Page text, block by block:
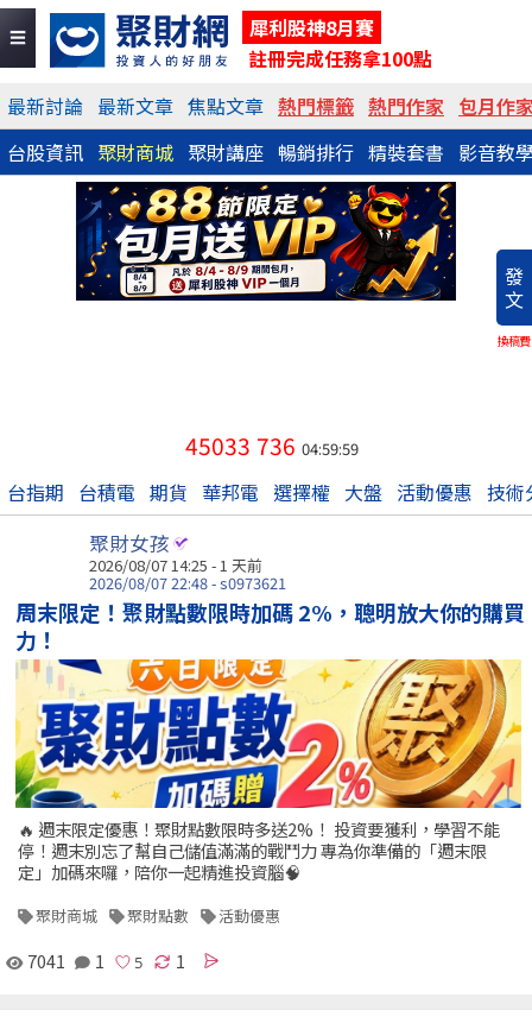
犀利股神8月賽
註冊完成任務拿100點
最新討論 最新文章 焦點文章 熱門標籤 熱門作家 包月作
台股資訊 聚財商城 聚財講座 暢銷排行 精裝套書 影音教
發
文
換稿費
45033 736 04:59:59
台指期 台積電 期貨 華邦電 選擇權 大盤 活動優惠 技術
聚財女孩
2026/08/07 14:25 - 1 天前
2026/08/07 22:48 - s0973621
周末限定！聚財點數限時加碼 2%，聰明放大你的購買
力！
🔥 週末限定優惠！聚財點數限時多送2%！ 投資要獲利，學習不能
停！週末別忘了幫自己儲值滿滿的戰鬥力 專為你準備的「週末限
定」加碼來囉，陪你一起精進投資腦🧠
聚財商城 聚財點數 活動優惠
7041 1 1